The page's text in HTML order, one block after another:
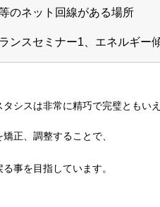
のネット回線がある場所
ンスセミナー1、エネルギー
タシスは非常に精巧で完璧ともい
正、調整することで、
事を目指しています。